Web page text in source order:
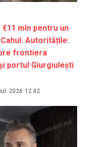
mln pentru un
Autoritățile:
frontiera
portul Giurgiulești
2026 12:42